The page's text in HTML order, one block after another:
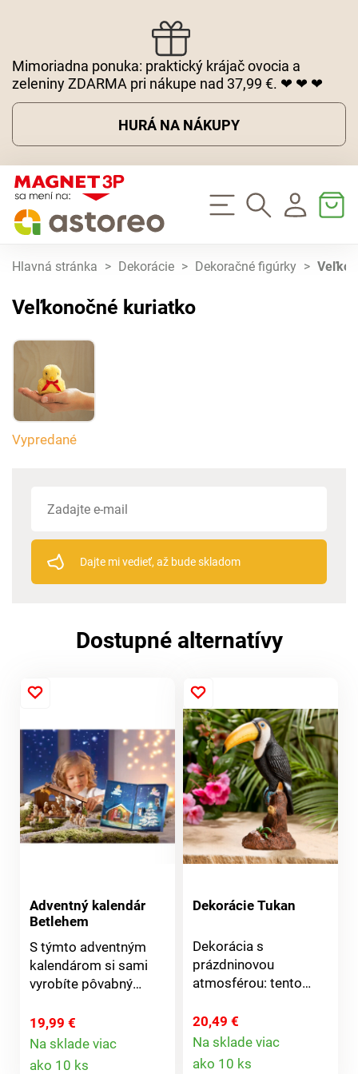
Mimoriadna ponuka: praktický krájač ovocia a
zeleniny ZDARMA pri nákupe nad 37,99 €. ❤ ❤ ❤
HURÁ NA NÁKUPY
Hlavná stránka > Dekorácie > Dekoračné figúrky >
Veľkonočné kuriatko
Vypredané
Dajte mi vedieť, až bude skladom
Dostupné alternatívy
Adventný kalendár
Betlehem
S týmto adventným
kalendárom si sami
vyrobíte pôvabný
do Vianoc má tento
adventný kalendár
pripravenú novú
19,99 €
Na sklade viac
ako 10 ks
Dekorácie Tukan
Dekorácia s
prázdninovou
atmosférou: tento
na vašu terasu alebo
na balkón kúsok
exotiky. Hrdo sedí na
20,49 €
Na sklade viac
ako 10 ks